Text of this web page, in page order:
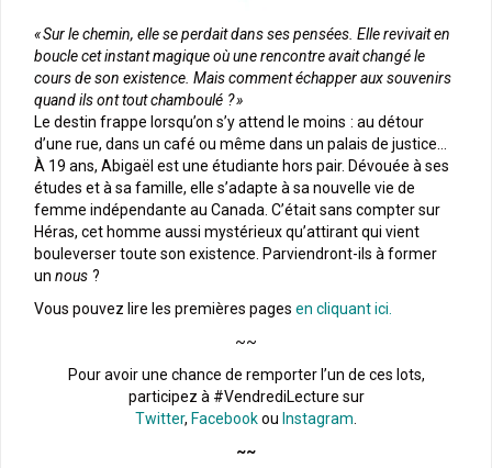
« Sur le chemin, elle se perdait dans ses pensées. Elle revivait en
boucle cet instant magique où une rencontre avait changé le
cours de son existence. Mais comment échapper aux souvenirs
quand ils ont tout chamboulé ? »
Le destin frappe lorsqu’on s’y attend le moins : au détour
d’une rue, dans un café ou même dans un palais de justice…
À 19 ans, Abigaël est une étudiante hors pair. Dévouée à ses
études et à sa famille, elle s’adapte à sa nouvelle vie de
femme indépendante au Canada. C’était sans compter sur
Héras, cet homme aussi mystérieux qu’attirant qui vient
bouleverser toute son existence. Parviendront-ils à former
un nous ?
Vous pouvez lire les premières pages en cliquant ici.
~~
Pour avoir une chance de remporter l’un de ces lots,
participez à #VendrediLecture sur
Twitter, Facebookou Instagram.
~~